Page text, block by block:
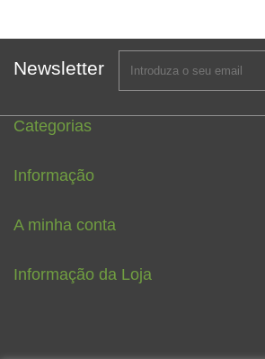
Newsletter
Categorias
Informação
A minha conta
Informação da Loja